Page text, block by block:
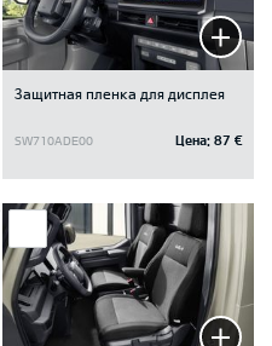
Защитная пленка для дисплея
SW710ADE00 Цена: 87 €